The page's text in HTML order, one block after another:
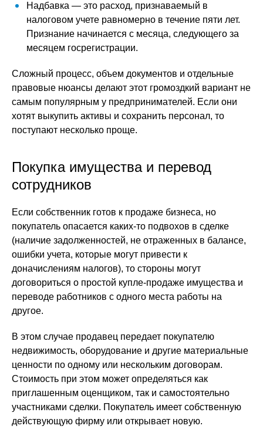
Надбавка — это расход, признаваемый в
налоговом учете равномерно в течение пяти лет.
Признание начинается с месяца, следующего за
месяцем госрегистрации.
Сложный процесс, объем документов и отдельные
правовые нюансы делают этот громоздкий вариант не
самым популярным у предпринимателей. Если они
хотят выкупить активы и сохранить персонал, то
поступают несколько проще.
Покупка имущества и перевод
сотрудников
Если собственник готов к продаже бизнеса, но
покупатель опасается каких-то подвохов в сделке
(наличие задолженностей, не отраженных в балансе,
ошибки учета, которые могут привести к
доначислениям налогов), то стороны могут
договориться о простой купле-продаже имущества и
переводе работников с одного места работы на
другое.
В этом случае продавец передает покупателю
недвижимость, оборудование и другие материальные
ценности по одному или нескольким договорам.
Стоимость при этом может определяться как
приглашенным оценщиком, так и самостоятельно
участниками сделки. Покупатель имеет собственную
действующую фирму или открывает новую.